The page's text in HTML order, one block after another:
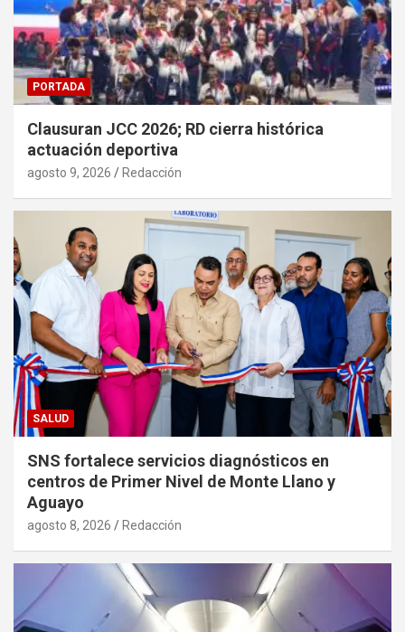
PORTADA
Clausuran JCC 2026; RD cierra histórica
actuación deportiva
agosto 9, 2026 Redacción
SALUD
SNS fortalece servicios diagnósticos en
centros de Primer Nivel de Monte Llano y
Aguayo
agosto 8, 2026 Redacción